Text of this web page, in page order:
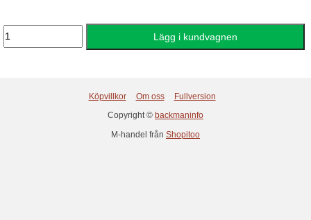
Köpvillkor Om oss
Fullversion
Copyright © backmaninfo
M-handel från Shopitoo